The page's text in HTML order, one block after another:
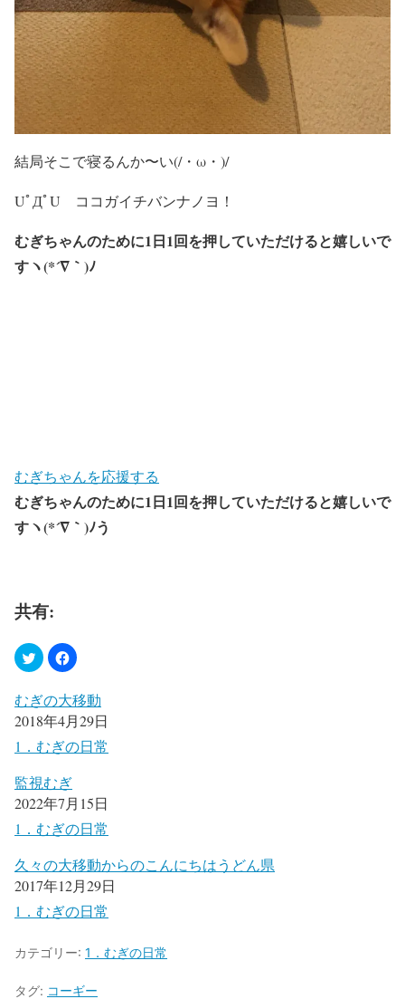
結局そこで寝るんか〜い(/・ω・)/
UﾟДﾟU ココガイチバンナノヨ！
むぎちゃんのために1日1回を押していただけると嬉しいで
すヽ(*´∇｀)ﾉ
むぎちゃんを応援する
むぎちゃんのために1日1回を押していただけると嬉しいで
すヽ(*´∇｀)ﾉう
共有:
むぎの大移動
2018年4月29日
1．むぎの日常
監視むぎ
2022年7月15日
1．むぎの日常
久々の大移動からのこんにちはうどん県
2017年12月29日
1．むぎの日常
カテゴリー: 1．むぎの日常
タグ: コーギー